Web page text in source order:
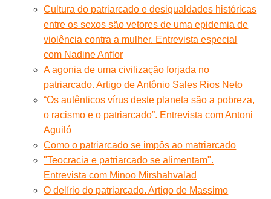
Cultura do patriarcado e desigualdades históricas
entre os sexos são vetores de uma epidemia de
violência contra a mulher. Entrevista especial
com Nadine Anflor
A agonia de uma civilização forjada no
patriarcado. Artigo de Antônio Sales Rios Neto
“Os autênticos vírus deste planeta são a pobreza,
o racismo e o patriarcado”. Entrevista com Antoni
Aguiló
Como o patriarcado se impôs ao matriarcado
"Teocracia e patriarcado se alimentam".
Entrevista com Minoo Mirshahvalad
O delírio do patriarcado. Artigo de Massimo